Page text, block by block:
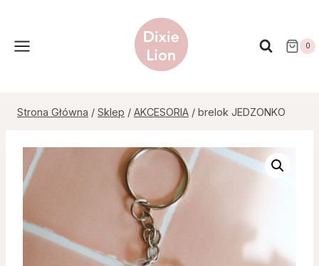
treści
0
Strona Główna / Sklep / AKCESORIA / brelok JEDZONKO